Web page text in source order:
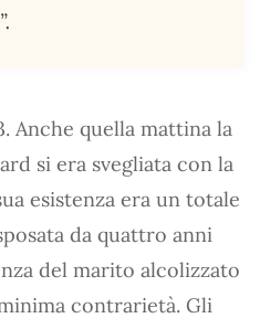
Anche quella mattina la
si era svegliata con la
esistenza era un totale
da quattro anni
del marito alcolizzato
contrarietà. Gli